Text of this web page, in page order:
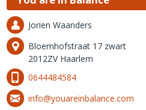
Jorien Waanders
Bloemhofstraat 17 zwart
2012ZV Haarlem
0644484584
info@youareinbalance.com